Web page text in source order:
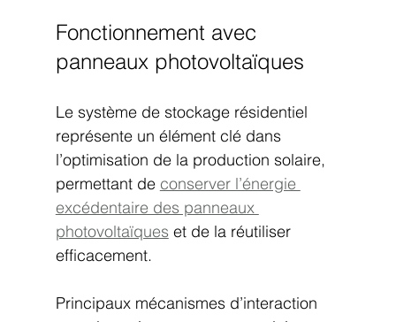
Fonctionnement avec
panneaux photovoltaïques
Le système de stockage résidentiel
représente un élément clé dans
l’optimisation de la production solaire,
permettant de conserver l’énergie
excédentaire des panneaux
photovoltaïques et de la réutiliser
efficacement.
Principaux mécanismes d’interaction